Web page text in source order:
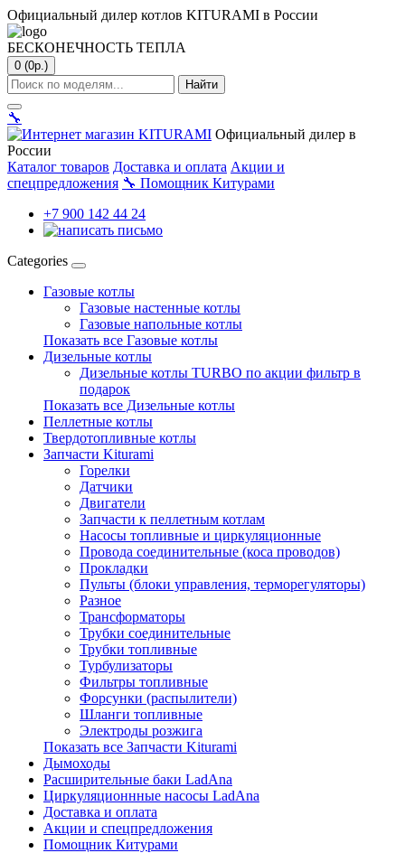
Официальный дилер котлов KITURAMI в России
БЕСКОНЕЧНОСТЬ ТЕПЛА
0 (0р.)
Найти
🔧
Официальный дилер в
России
Каталог товаров Доставка и оплата Акции и
спецпредложения 🔧 Помощник Китурами
+7 900 142 44 24
Categories
Газовые котлы
Газовые настенные котлы
Газовые напольные котлы
Показать все Газовые котлы
Дизельные котлы
Дизельные котлы TURBO по акции фильтр в
подарок
Показать все Дизельные котлы
Пеллетные котлы
Твердотопливные котлы
Запчасти Kiturami
Горелки
Датчики
Двигатели
Запчасти к пеллетным котлам
Насосы топливные и циркуляционные
Провода соединительные (коса проводов)
Прокладки
Пульты (блоки управления, терморегуляторы)
Разное
Трансформаторы
Трубки соединительные
Трубки топливные
Турбулизаторы
Фильтры топливные
Форсунки (распылители)
Шланги топливные
Электроды розжига
Показать все Запчасти Kiturami
Дымоходы
Расширительные баки LadAna
Циркуляционнные насосы LadAna
Доставка и оплата
Акции и спецпредложения
Помощник Китурами